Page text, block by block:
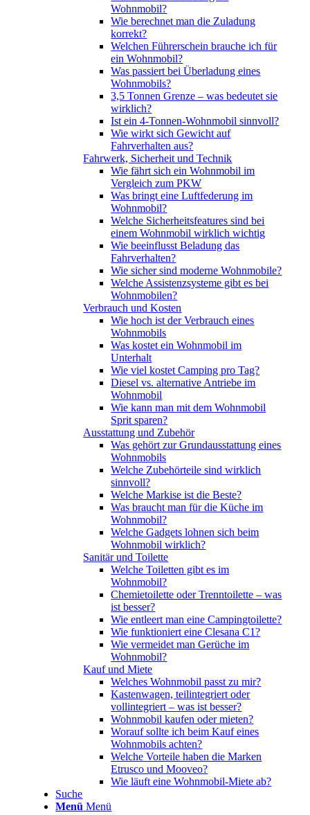
Wohnmobil?
Wie berechnet man die Zuladung
korrekt?
Welchen Führerschein brauche ich für
ein Wohnmobil?
Was passiert bei Überladung eines
Wohnmobils?
3,5 Tonnen Grenze – was bedeutet sie
wirklich?
Ist ein 4-Tonnen-Wohnmobil sinnvoll?
Wie wirkt sich Gewicht auf
Fahrverhalten aus?
Fahrwerk, Sicherheit und Technik
Wie fährt sich ein Wohnmobil im
Vergleich zum PKW
Was bringt eine Luftfederung im
Wohnmobil?
Welche Sicherheitsfeatures sind bei
einem Wohnmobil wirklich wichtig
Wie beeinflusst Beladung das
Fahrverhalten?
Wie sicher sind moderne Wohnmobile?
Welche Assistenzsysteme gibt es bei
Wohnmobilen?
Verbrauch und Kosten
Wie hoch ist der Verbrauch eines
Wohnmobils
Was kostet ein Wohnmobil im
Unterhalt
Wie viel kostet Camping pro Tag?
Diesel vs. alternative Antriebe im
Wohnmobil
Wie kann man mit dem Wohnmobil
Sprit sparen?
Ausstattung und Zubehör
Was gehört zur Grundausstattung eines
Wohnmobils
Welche Zubehörteile sind wirklich
sinnvoll?
Welche Markise ist die Beste?
Was braucht man für die Küche im
Wohnmobil?
Welche Gadgets lohnen sich beim
Wohnmobil wirklich?
Sanitär und Toilette
Welche Toiletten gibt es im
Wohnmobil?
Chemietoilette oder Trenntoilette – was
ist besser?
Wie entleert man eine Campingtoilette?
Wie funktioniert eine Clesana C1?
Wie vermeidet man Gerüche im
Wohnmobil?
Kauf und Miete
Welches Wohnmobil passt zu mir?
Kastenwagen, teilintegriert oder
vollintegriert – was ist besser?
Wohnmobil kaufen oder mieten?
Worauf sollte ich beim Kauf eines
Wohnmobils achten?
Welche Vorteile haben die Marken
Etrusco und Mooveo?
Wie läuft eine Wohnmobil-Miete ab?
Suche
Menü Menü